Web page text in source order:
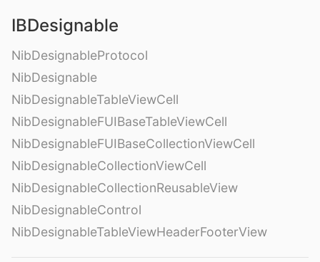
IBDesignable
NibDesignableProtocol
NibDesignable
NibDesignableTableViewCell
NibDesignableFUIBaseTableViewCell
NibDesignableFUIBaseCollectionViewCell
NibDesignableCollectionViewCell
NibDesignableCollectionReusableView
NibDesignableControl
NibDesignableTableViewHeaderFooterView